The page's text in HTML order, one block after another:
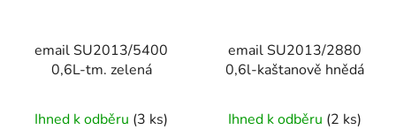
email SU2013/5400
0,6L-tm. zelená
Ihned k odběru (3 ks)
email SU2013/2880
0,6l-kaštanově hnědá
Ihned k odběru (2 ks)